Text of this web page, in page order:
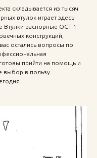
складывается из тысяч
втулок играет здесь
Втулки распорные ОСТ 1
конструкций,
остались вопросы по
прийти на помощь и
выбор в пользу